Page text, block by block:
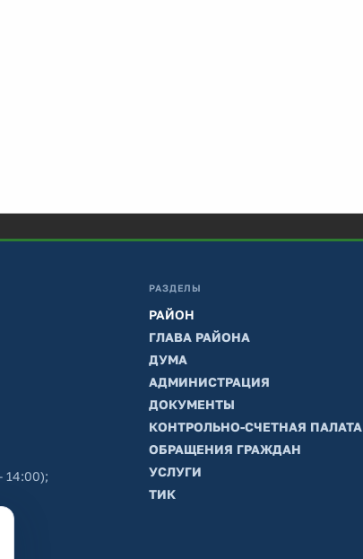
14:00);
РАЗДЕЛЫ
РАЙОН
ГЛАВА РАЙОНА
ДУМА
АДМИНИСТРАЦИЯ
ДОКУМЕНТЫ
КОНТРОЛЬНО-СЧЕТНАЯ ПАЛАТА
ОБРАЩЕНИЯ ГРАЖДАН
УСЛУГИ
ТИК